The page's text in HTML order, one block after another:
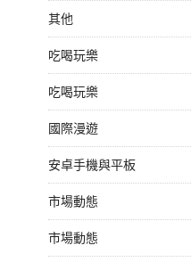
其他
吃喝玩樂
吃喝玩樂
國際漫遊
安卓手機與平板
市場動態
市場動態